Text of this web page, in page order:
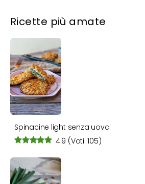
Ricette più amate
Spinacine light senza uova
4.9 (Voti: 105)